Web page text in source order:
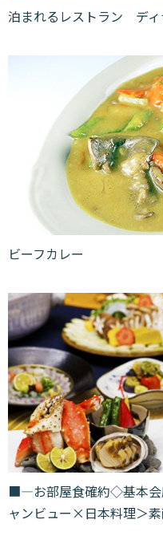
泊まれるレストラン ディ
ビーフカレー
■―お部屋食確約◇基本
ャンビュー×日本料理＞素